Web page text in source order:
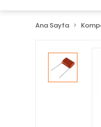
Ana Sayfa